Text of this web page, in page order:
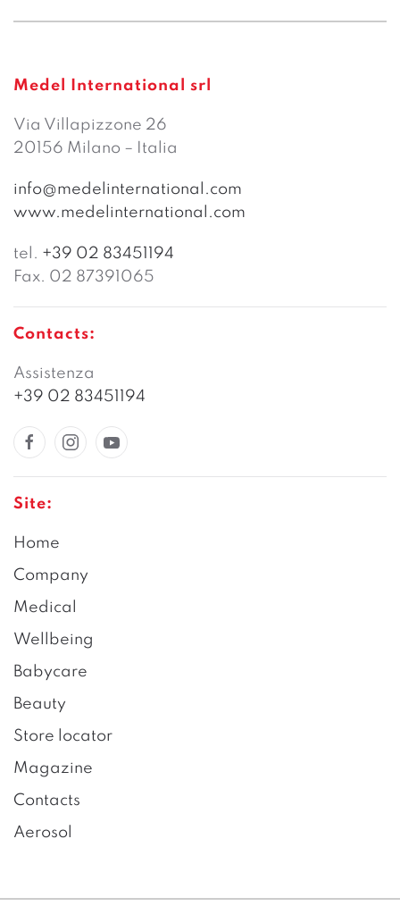
Medel International srl
Via Villapizzone 26
20156 Milano – Italia
info@medelinternational.com
www.medelinternational.com
tel. +39 02 83451194
Fax. 02 87391065
Contacts:
Assistenza
+39 02 83451194
Site:
Home
Company
Medical
Wellbeing
Babycare
Beauty
Store locator
Magazine
Contacts
Aerosol